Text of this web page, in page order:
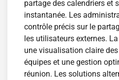
partage des calendriers et
instantanée. Les
contrôle précis sur le
les utilisateurs externes.
une visualisation claire
équipes et une gestion
réunion. Les solutions